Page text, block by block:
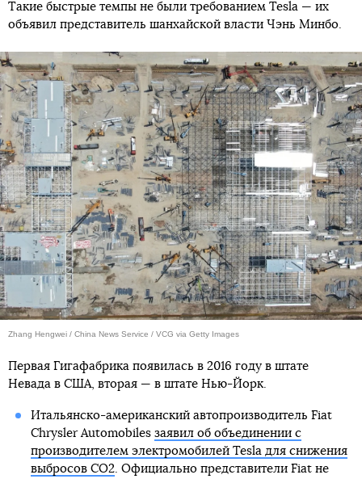
Такие быстрые темпы не были требованием Tesla — их
объявил представитель шанхайской власти Чэнь Минбо.
Zhang Hengwei / China News Service / VCG via Getty Images
Первая Гигафабрика появилась в 2016 году в штате
Невада в США, вторая — в штате Нью-Йорк.
Итальянско-американский автопроизводитель Fiat
Chrysler Automobiles заявил об объединении с
производителем электромобилей Tesla для снижения
выбросов CO2. Официально представители Fiat не